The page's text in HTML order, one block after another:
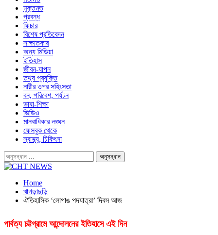
মুক্তমত
প্রবন্ধ
ফিচার
বিশেষ প্রতিবেদন
সাক্ষাতকার
অন্য মিডিয়া
ইতিহাস
জীবন-যাপন
তথ্য প্রযুক্তি
নারীর ওপর সহিংসতা
বন, পরিবেশ, পর্যটন
ভাষা-শিক্ষা
ভিডিও
মানবাধিকার লঙ্ঘন
ফেসবুক থেকে
স্বাস্থ্য, চিকিৎসা
Home
খাগড়াছড়ি
ঐতিহাসিক ‘লোগাঙ পদযাত্রা’ দিবস আজ
পার্বত্য চট্টগ্রামে আন্দোলনের ইতিহাসে এই দিন